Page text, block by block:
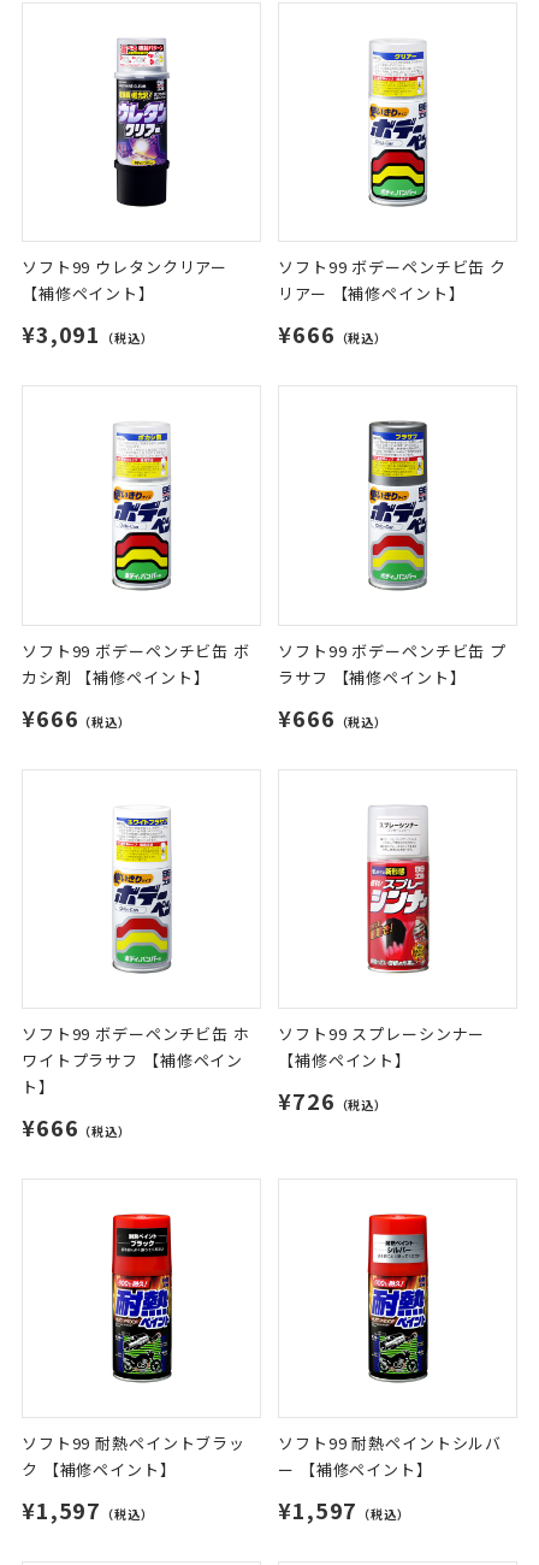
ソフト99 ウレタンクリアー
【補修ペイント】
¥3,091 （税込）
ソフト99 ボデーペンチビ缶 ク
リアー 【補修ペイント】
¥666 （税込）
ソフト99 ボデーペンチビ缶 ボ
カシ剤 【補修ペイント】
¥666 （税込）
ソフト99 ボデーペンチビ缶 プ
ラサフ 【補修ペイント】
¥666 （税込）
ソフト99 ボデーペンチビ缶 ホ
ワイトプラサフ 【補修ペイン
ト】
¥666 （税込）
ソフト99 スプレーシンナー
【補修ペイント】
¥726 （税込）
ソフト99 耐熱ペイントブラッ
ク 【補修ペイント】
¥1,597 （税込）
ソフト99 耐熱ペイントシルバ
ー 【補修ペイント】
¥1,597 （税込）